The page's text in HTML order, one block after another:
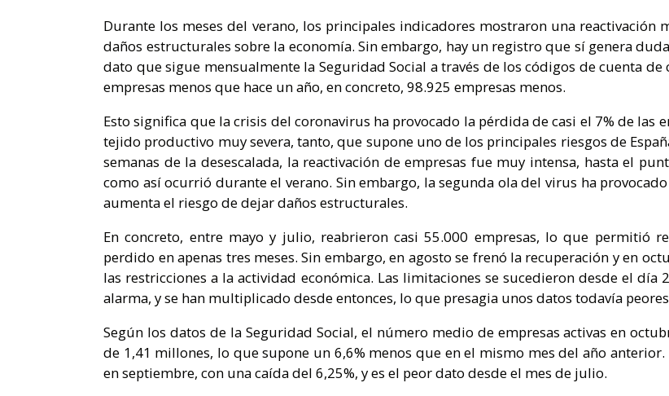
Durante los meses del verano, los principales indicadores mostraron una reactivación
daños estructurales sobre la economía. Sin embargo, hay un registro que sí genera
dato que sigue mensualmente la Seguridad Social a través de los códigos de cuenta de
empresas menos que hace un año, en concreto, 98.925 empresas menos.
Esto significa que la crisis del coronavirus ha provocado la pérdida de casi el 7% de las
tejido productivo muy severa, tanto, que supone uno de los principales riesgos de
semanas de la desescalada, la reactivación de empresas fue muy intensa, hasta el
como así ocurrió durante el verano. Sin embargo, la segunda ola del virus ha
aumenta el riesgo de dejar daños estructurales.
En concreto, entre mayo y julio, reabrieron casi 55.000 empresas, lo que permitió
perdido en apenas tres meses. Sin embargo, en agosto se frenó la recuperación y en
las restricciones a la actividad económica. Las limitaciones se sucedieron desde el
alarma, y se han multiplicado desde entonces, lo que presagia unos datos todavía
Según los datos de la Seguridad Social, el número medio de empresas activas en
de 1,41 millones, lo que supone un 6,6% menos que en el mismo mes del año
en septiembre, con una caída del 6,25%, y es el peor dato desde el mes de julio.